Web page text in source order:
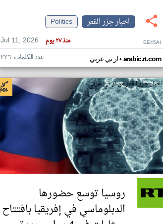
اخبار جزر القمر
Politics
Jul 11, 2026
منذ ٢٧ يوم EE45AI
ار تي عربي• arabic.rt.com عدد الكلمات: ٢٢٦
اخبار جزر القمر من ار تي عربي
روسيا توسع حضورها
الدبلوماسي في إفريقيا بافتتاح